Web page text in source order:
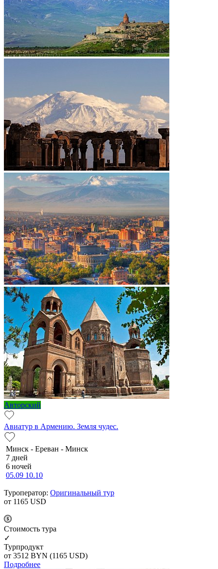
Авторский
Авиатур в Армению. Земля чудес.
Минск - Ереван - Минск
7 дней
6 ночей
05.09 10.10
Туроператор: Оригинальный тур
от 1165 USD
Cтоимость тура
✓
Турпродукт
от 3512 BYN (1165 USD)
Подробнее